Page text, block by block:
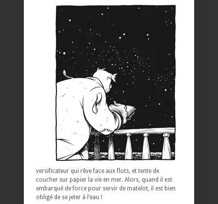
versificateur qui rêve face aux flots, et tente de
coucher sur papier la vie en mer. Alors, quand il est
embarqué de force pour servir de matelot, il est bien
obligé de se jeter à l’eau !